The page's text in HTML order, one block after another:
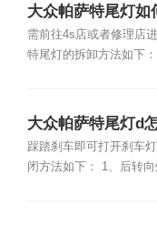
大众帕萨特尾灯如
需前往4s店或者修理店
特尾灯的拆卸方法如下：
大众帕萨特尾灯d
踩踏刹车即可打开刹车
闭方法如下： 1、后转向